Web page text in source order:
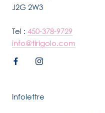
J2G 2W3
Tel : 450-378-9729
info@tirigolo.com
Infolettre